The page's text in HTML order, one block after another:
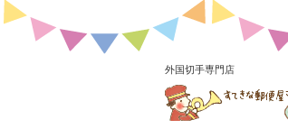
外国切手専門店